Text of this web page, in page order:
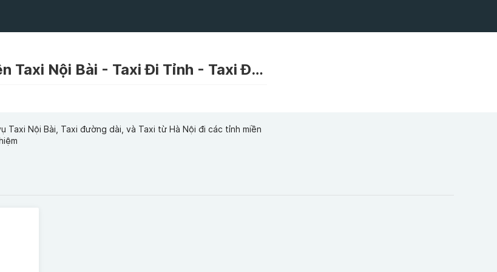
Taxi Đức Anh - Chuyên Taxi Nội Bài - Taxi Đi Tỉnh - Taxi Đường Dài Taxi Đức Anh - Chuyên Taxi Nội Bài - Taxi Đi Tỉnh - Taxi Đường Dài
Taxi Nội Bài, Taxi đường dài, và Taxi từ Hà Nội đi các tỉnh miền